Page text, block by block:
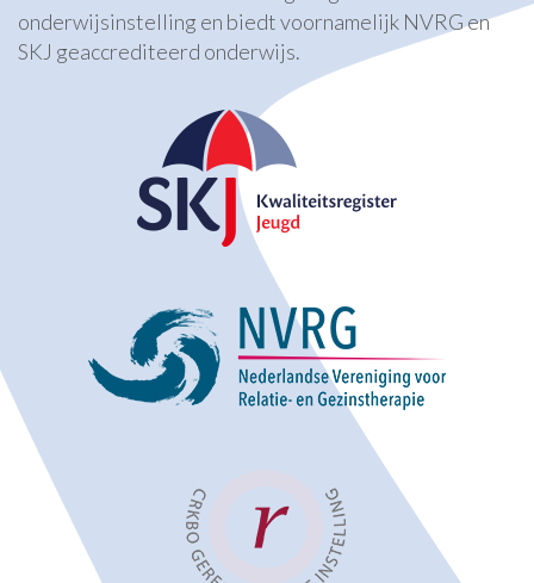
onderwijsinstelling en biedt voornamelijk NVRG en
SKJ geaccrediteerd onderwijs.